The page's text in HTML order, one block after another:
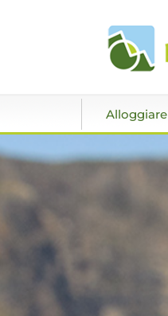
Alloggiare